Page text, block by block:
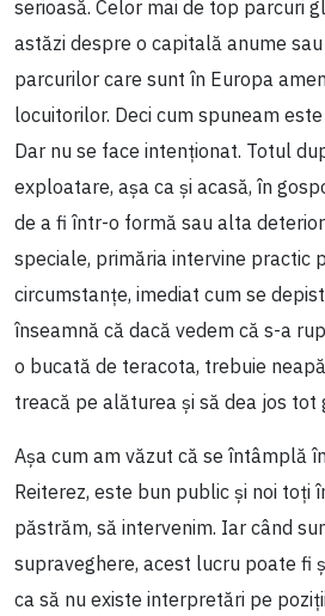
serioasă. Celor mai de top parcuri
astăzi despre o capitală anume
parcurilor care sunt în Europa
locuitorilor. Deci cum spuneam
Dar nu se face intenționat. Totul
exploatare, așa ca și acasă, în
de a fi într-o formă sau alta
speciale, primăria intervine practic
circumstanțe, imediat cum se
înseamnă că dacă vedem că s-a
o bucată de teracota, trebuie
treacă pe alăturea și să dea jos tot
Așa cum am văzut că se întâmplă
Reiterez, este bun public și noi toți
păstrăm, să intervenim. Iar când
supraveghere, acest lucru poate fi
ca să nu existe interpretări pe